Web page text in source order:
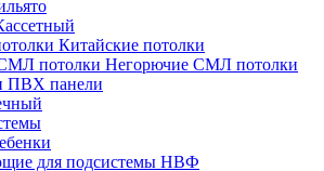
Китайские потолки
Негорючие СМЛ потолки
ПВХ панели